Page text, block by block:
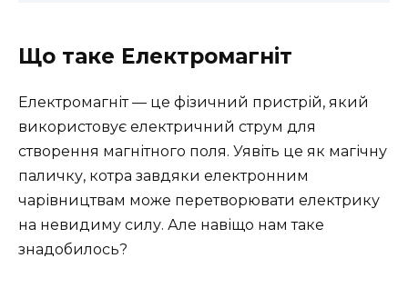
Що таке Електромагніт
Електромагніт — це фізичний пристрій, який
використовує електричний струм для
створення магнітного поля. Уявіть це як магічну
паличку, котра завдяки електронним
чарівництвам може перетворювати електрику
на невидиму силу. Але навіщо нам таке
знадобилось?